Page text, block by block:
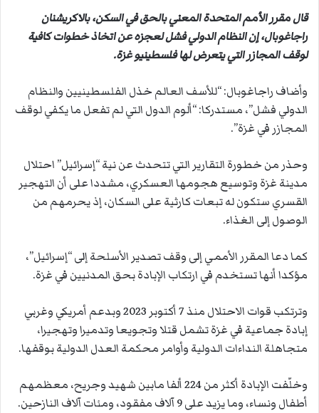
ي
ا
قال مقرر الأمم المتحدة المعني بالحق في السكن، بالاكريشنان
راجاغوبال، إن النظام الدولي فشل لعجزه عن اتخاذ خطوات كافية
لوقف المجازر التي يتعرض لها فلسطينيو غزة.
وأضاف راجاغوبال: “للأسف العالم خذل الفلسطينيين والنظام
الدولي فشل”، مستدركا: “ألوم الدول التي لم تفعل ما يكفي لوقف
المجازر في غزة”.
وحذر من خطورة التقارير التي تتحدث عن نية “إسرائيل” احتلال
مدينة غزة وتوسيع هجومها العسكري، مشددا على أن التهجير
القسري ستكون له تبعات كارثية على السكان، إذ يحرمهم من
الوصول إلى الغذاء.
كما دعا المقرر الأممي إلى وقف تصدير الأسلحة إلى “إسرائيل”،
مؤكدا أنها تستخدم في ارتكاب الإبادة بحق المدنيين في غزة.
وترتكب قوات الاحتلال منذ 7 أكتوبر 2023 وبدعم أمريكي وغربي
إبادة جماعية في غزة تشمل قتلا وتجويعا وتدميرا وتهجيرا،
متجاهلة النداءات الدولية وأوامر محكمة العدل الدولية بوقفها.
وخلّفت الإبادة أكثر من 224 ألفا مابين شهيد وجريح، معظمهم
أطفال ونساء، وما يزيد على 9 آلاف مفقود، ومئات آلاف النازحين.